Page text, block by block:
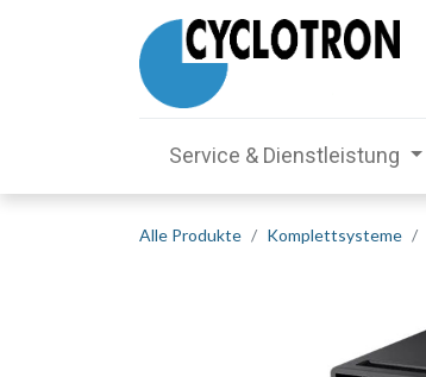
Service & Dienstleistung
Alle Produkte Komplettsysteme